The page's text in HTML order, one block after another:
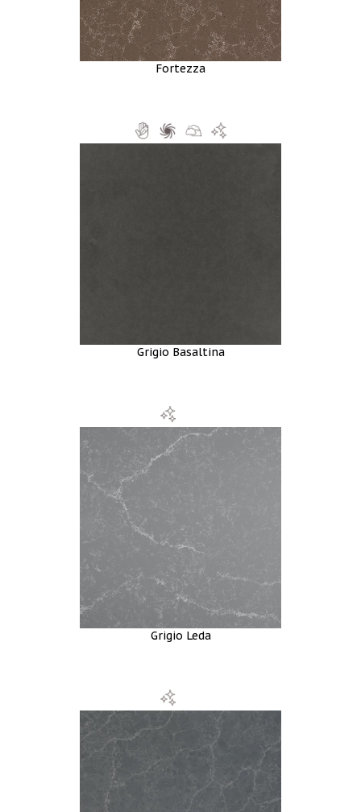
Fortezza
Grigio Basaltina
Grigio Leda